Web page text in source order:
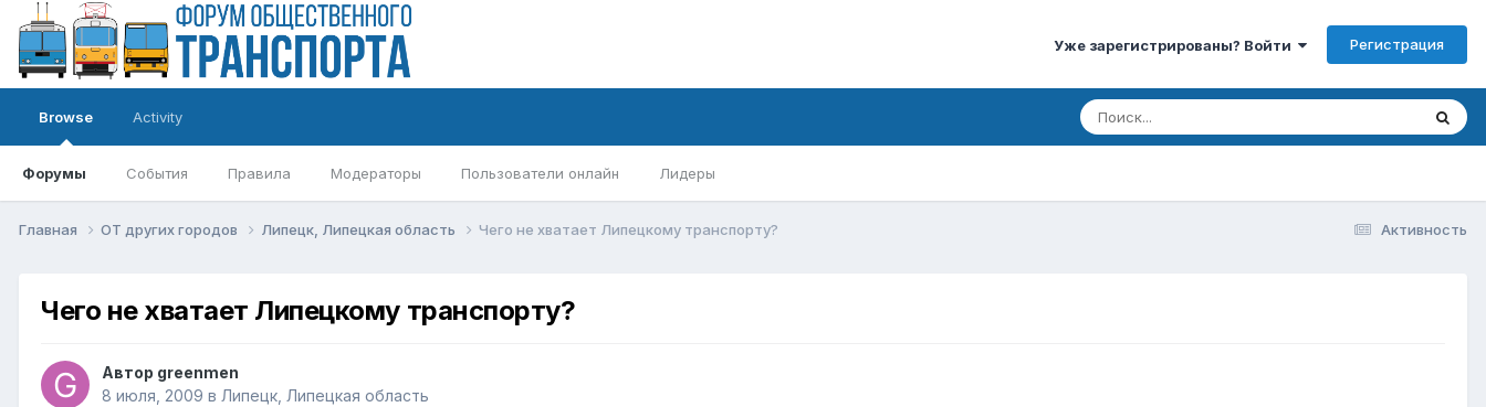
Уже зарегистрированы? Войти Регистрация
Browse
Форумы События Правила Модераторы Пользователи онлайн Лидеры
Activity
Активность
Главная ОТ других городов Липецк, Липецкая область Чего не хватает Липецкому транспорту?
Чего не хватает Липецкому транспорту?
Автор greenmen
8 июля, 2009 в Липецк, Липецкая область